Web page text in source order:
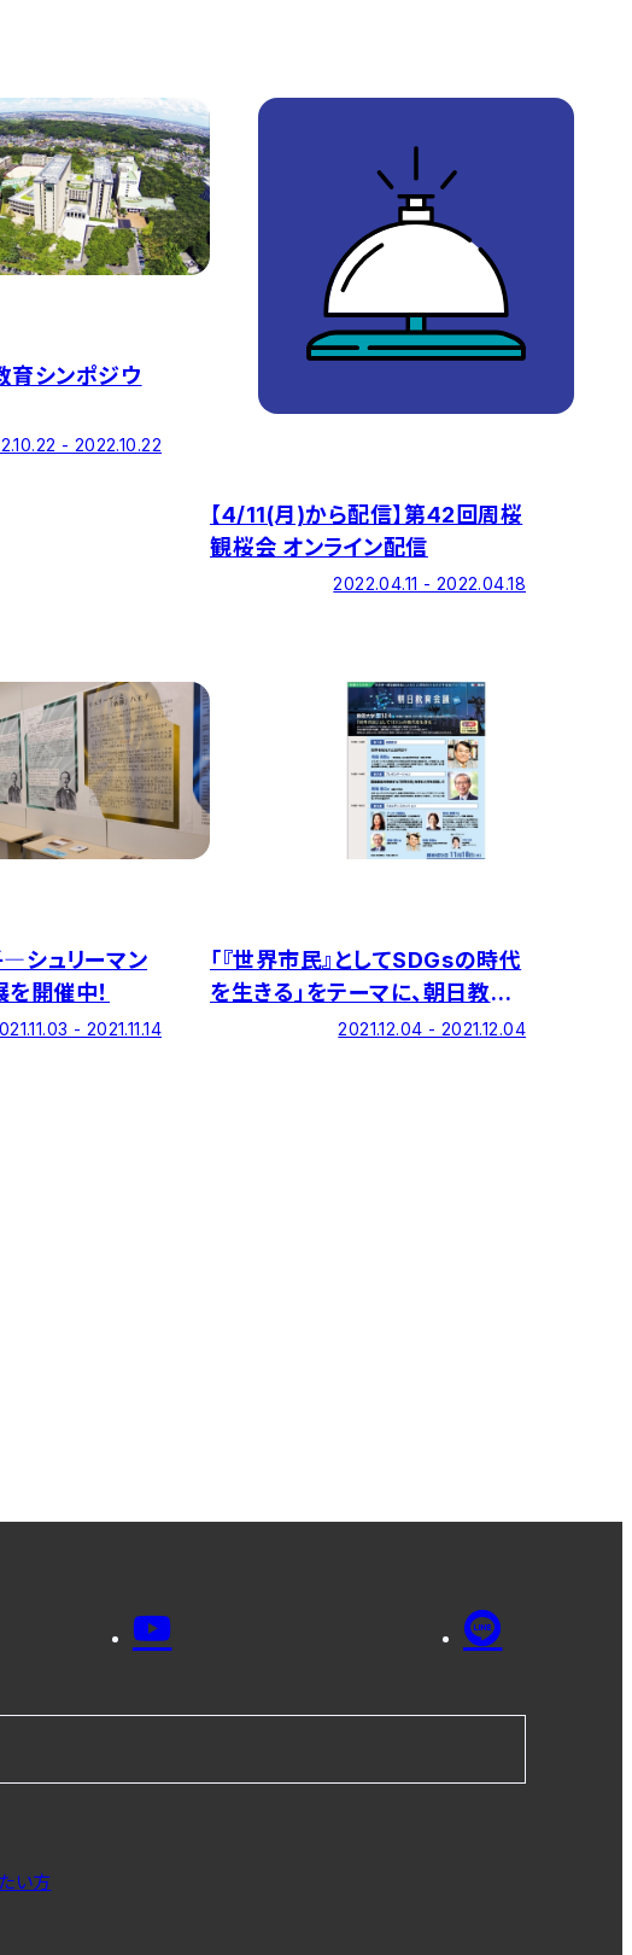
育シンポジウ
- 2022.10.22
【4/11(月)から配信】第42回周桜
観桜会 オンライン配信
2022.04.11 - 2022.04.18
―シュリーマン
開催中！
- 2021.11.14
「『世界市民』としてSDGsの時代
を生きる」をテーマに、朝日教育
会議2021フォーラムを開催しま
2021.12.04 - 2021.12.04
い方